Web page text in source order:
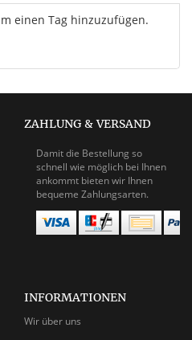
einen Tag hinzuzufügen.
ZAHLUNG & VERSAND
Damit die Bestellung so
schnell wie möglich bei Ihnen
ankommt bieten wir Ihnen
bequeme Zahlungsarten.
INFORMATIONEN
Wir über uns